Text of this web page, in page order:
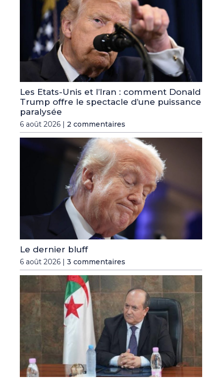
Les Etats-Unis et l’Iran : comment Donald
Trump offre le spectacle d’une puissance
paralysée
6 août 2026 | 2 commentaires
Le dernier bluff
6 août 2026 | 3 commentaires